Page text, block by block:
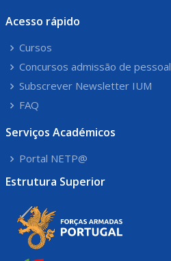
Acesso rápido
Cursos
Concursos admissão de pessoal
Subscrever Newsletter IUM
FAQ
Serviços Académicos
Portal NETP@
Estrutura Superior